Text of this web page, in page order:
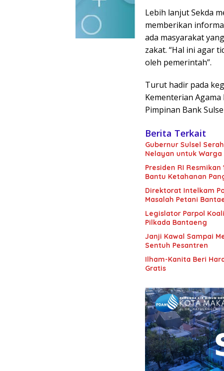
Lebih lanjut Sekda
memberikan
ada masyarakat
zakat. “Hal ini agar
oleh pemerintah”.
Turut hadir pada
Kementerian
Pimpinan Bank
Berita Terkait
Gubernur Sulsel
Nelayan untuk
Presiden RI Resmikan
Bantu Ketahanan
Direktorat Intelkam
Masalah Petani
Legislator Parpol
Pilkada Bantaeng
Janji Kawal Sampai
Sentuh Pesantren
Ilham-Kanita Beri
Gratis